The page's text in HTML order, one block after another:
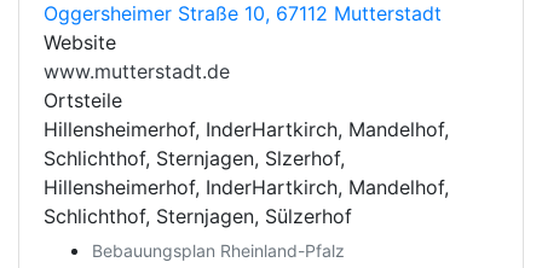
Oggersheimer Straße 10, 67112 Mutterstadt
Website
www.mutterstadt.de
Ortsteile
Hillensheimerhof, InderHartkirch, Mandelhof,
Schlichthof, Sternjagen, Slzerhof,
Hillensheimerhof, InderHartkirch, Mandelhof,
Schlichthof, Sternjagen, Sülzerhof
Bebauungsplan Rheinland-Pfalz